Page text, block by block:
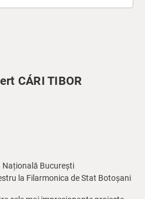
CÁRI TIBOR
Națională București
la Filarmonica de Stat Botoșani